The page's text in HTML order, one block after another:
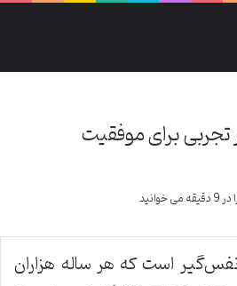
تجربی برای موفقیت
نفس‌گیر است که هر ساله هزاران